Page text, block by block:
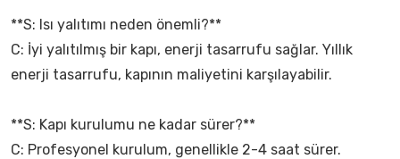
**S: Isı yalıtımı neden önemli?**
C: İyi yalıtılmış bir kapı, enerji tasarrufu sağlar. Yıllık
enerji tasarrufu, kapının maliyetini karşılayabilir.
**S: Kapı kurulumu ne kadar sürer?**
C: Profesyonel kurulum, genellikle 2-4 saat sürer.